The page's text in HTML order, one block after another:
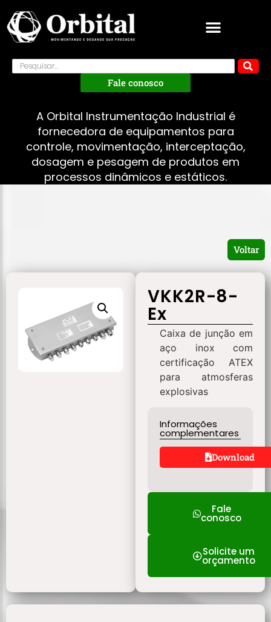
Fale conosco
A Orbital Instrumentação Industrial é
fornecedora de equipamentos para
controle, movimentação, interceptação,
dosagem e pesagem de produtos em
processos dinâmicos e estáticos.
Voltar
VKK2R-8-
Ex
Caixa de junção em
aço inox com
certificação ATEX
para atmosferas
explosivas
Informações
complementares
Download
Fale
conosco
Solicite um
orçamento